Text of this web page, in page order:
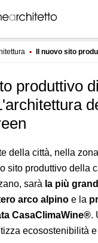
▪ Il nuovo sito produttivo di Cantina
produttivo
della città, nella
sito produttivo della
sarà la più
arco alpino e la
CasaClimaWine®.
ecosostenibilità e